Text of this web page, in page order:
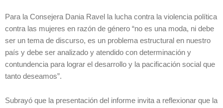
Para la Consejera Dania Ravel la lucha contra la violencia política
contra las mujeres en razón de género “no es una moda, ni debe
ser un tema de discurso, es un problema estructural en nuestro
país y debe ser analizado y atendido con determinación y
contundencia para lograr el desarrollo y la pacificación social que
tanto deseamos”.
Subrayó que la presentación del informe invita a reflexionar que la